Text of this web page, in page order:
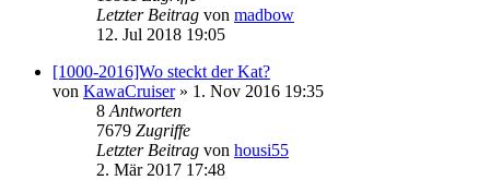
Letzter Beitrag von madbow
12. Jul 2018 19:05
[1000-2016]Wo steckt der Kat?
von KawaCruiser» 1. Nov 2016 19:35
8 Antworten
7679 Zugriffe
Letzter Beitrag von housi55
2. Mär 2017 17:48